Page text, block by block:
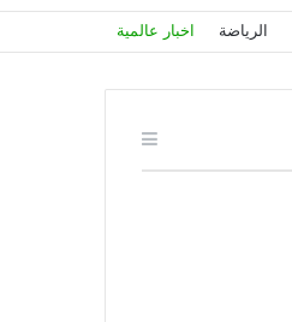
عنعمودالدخول
الرياضة اخبار عالمية